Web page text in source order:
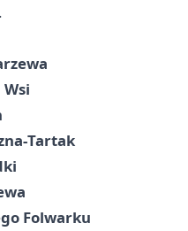
Folwarku